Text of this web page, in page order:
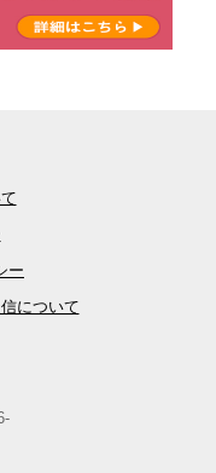
ー
について